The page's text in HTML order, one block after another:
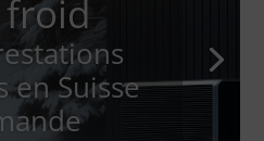
en Suisse